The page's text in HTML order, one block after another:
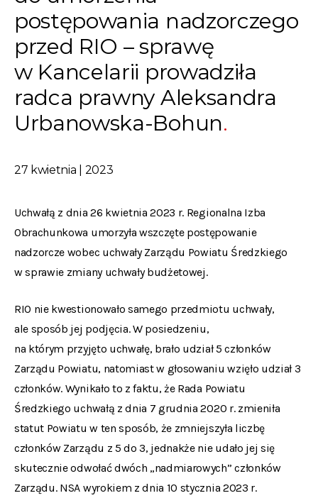
postępowania nadzorczego
przed RIO – sprawę
w Kancelarii prowadziła
radca prawny Aleksandra
Urbanowska-Bohun
27 kwietnia | 2023
Uchwałą z dnia 26 kwietnia 2023 r. Regionalna Izba
Obrachunkowa umorzyła wszczęte postępowanie
nadzorcze wobec uchwały Zarządu Powiatu Średzkiego
w sprawie zmiany uchwały budżetowej.
RIO nie kwestionowało samego przedmiotu uchwały,
ale sposób jej podjęcia. W posiedzeniu,
na którym przyjęto uchwałę, brało udział 5 członków
Zarządu Powiatu, natomiast w głosowaniu wzięło udział 3
członków. Wynikało to z faktu, że Rada Powiatu
Średzkiego uchwałą z dnia 7 grudnia 2020 r. zmieniła
statut Powiatu w ten sposób, że zmniejszyła liczbę
członków Zarządu z 5 do 3, jednakże nie udało jej się
skutecznie odwołać dwóch „nadmiarowych” członków
Zarządu. NSA wyrokiem z dnia 10 stycznia 2023 r.